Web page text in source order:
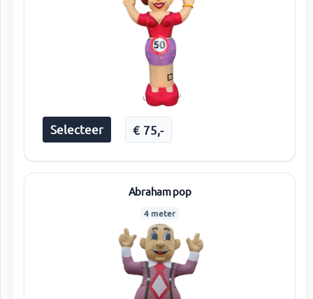
Selecteer € 75,-
Abraham pop
4 meter